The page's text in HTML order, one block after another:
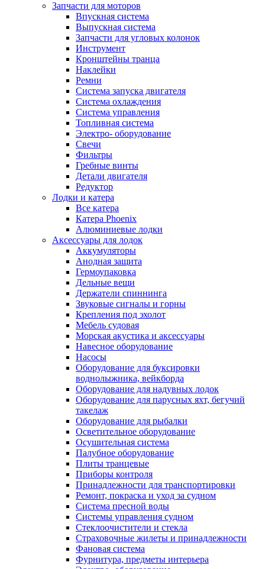
Запчасти для моторов
Впускная система
Выпускная система
Запчасти для угловых колонок
Инструмент
Кронштейны транца
Наклейки
Ремни
Система запуска двигателя
Система охлаждения
Система управления
Топливная система
Электро- оборудование
Свечи
Фильтры
Гребные винты
Детали двигателя
Редуктор
Лодки и катера
Все катера
Катера Phoenix
Алюминиевые лодки
Аксессуары для лодок
Аккумуляторы
Анодная защита
Гермоупаковка
Дельные вещи
Держатели спиннинга
Звуковые сигналы и горны
Крепления под эхолот
Мебель судовая
Морская акустика и аксессуары
Навесное оборудование
Насосы
Оборудование для буксировки
воднолыжника, вейкборда
Оборудование для надувных лодок
Оборудование для парусных яхт, бегучий
такелаж
Оборудование для рыбалки
Осветительное оборудование
Осушительная система
Палубное оборудование
Плиты транцевые
Приборы контроля
Принадлежности для транспортировки
Ремонт, покраска и уход за судном
Система пресной воды
Системы управления судном
Стеклоочистители и стекла
Страховочные жилеты и принадлежности
Фановая система
Фурнитура, предметы интерьера